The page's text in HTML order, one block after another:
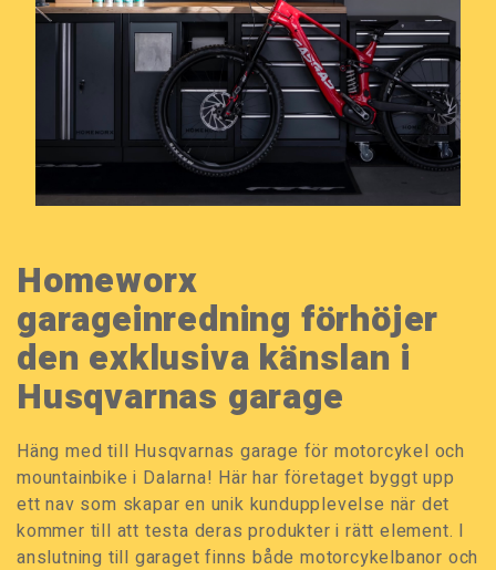
Homeworx
garageinredning förhöjer
den exklusiva känslan i
Husqvarnas garage
Häng med till Husqvarnas garage för motorcykel och
mountainbike i Dalarna! Här har företaget byggt upp
ett nav som skapar en unik kundupplevelse när det
kommer till att testa deras produkter i rätt element. I
anslutning till garaget finns både motorcykelbanor och